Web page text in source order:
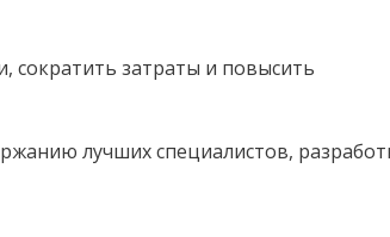
затраты и повысить
лучших специалистов,